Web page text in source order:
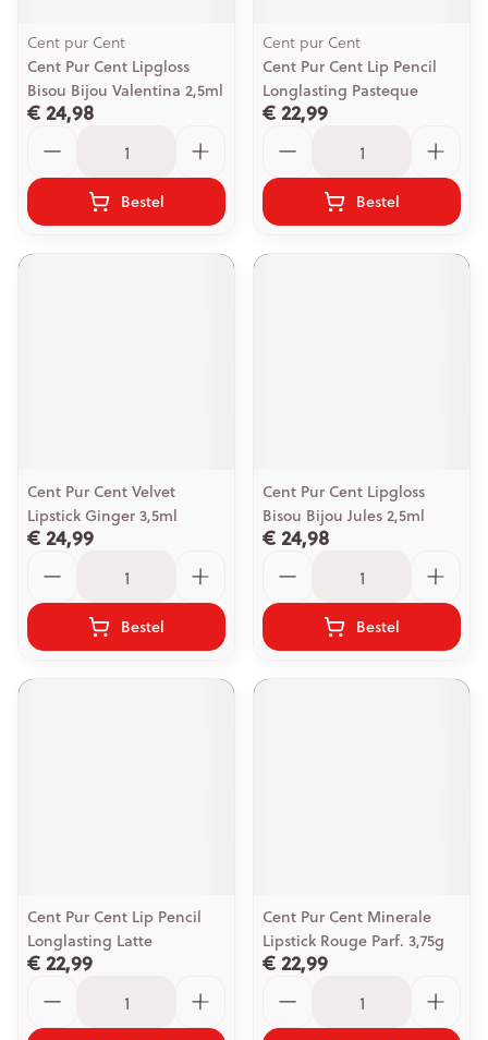
Cent pur Cent
Cent Pur Cent Lipgloss
Bisou Bijou Valentina 2,5ml
€ 24,98
Bestel
Cent pur Cent
Cent Pur Cent Lip Pencil
Longlasting Pasteque
€ 22,99
Bestel
Cent Pur Cent Velvet
Lipstick Ginger 3,5ml
€ 24,99
Bestel
Cent Pur Cent Lipgloss
Bisou Bijou Jules 2,5ml
€ 24,98
Bestel
Cent Pur Cent Lip Pencil
Longlasting Latte
€ 22,99
Cent Pur Cent Minerale
Lipstick Rouge Parf. 3,75g
€ 22,99